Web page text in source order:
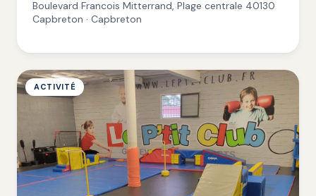
Boulevard Francois Mitterrand, Plage centrale 40130
Capbreton · Capbreton
ACTIVITÉ